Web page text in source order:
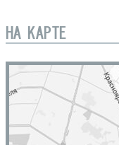
НА КАРТЕ